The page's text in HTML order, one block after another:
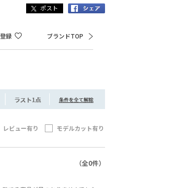
録 ブランドTOP
レビュー有り モデルカット有り
（全0件）